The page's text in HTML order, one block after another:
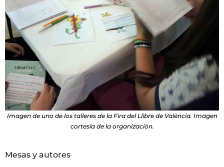
Imagen de uno de los talleres de la Fira del Llibre de València. Imagen
cortesía de la organización.
Mesas y autores